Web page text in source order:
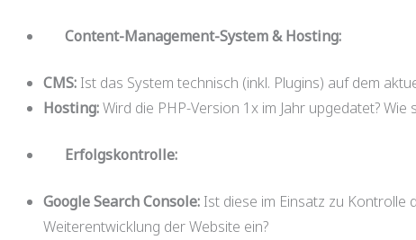
Content-Management-System & Hosting:
CMS: Ist das System technisch (inkl. Plugins) auf dem
Hosting:Wird die PHP-Version 1x im Jahr upgedatet?
Erfolgskontrolle:
Google Search Console: Ist diese im Einsatz zu Kontrolle
Weiterentwicklung der Website ein?